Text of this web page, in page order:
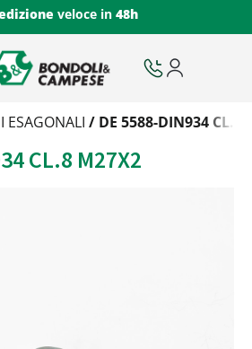
veloce in 48h
ESAGONALI / DE 5588-DIN934 CL.8
CL.8 M27X2